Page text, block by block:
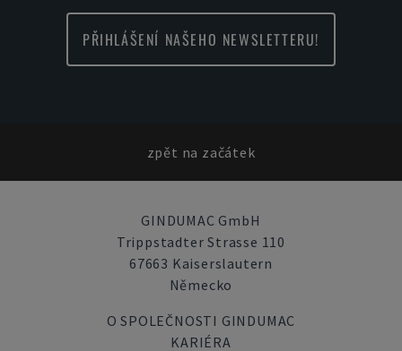
PŘIHLÁŠENÍ NAŠEHO NEWSLETTERU!
zpět na začátek
GINDUMAC GmbH
Trippstadter Strasse 110
67663 Kaiserslautern
Německo
O SPOLEČNOSTI GINDUMAC
KARIÉRA